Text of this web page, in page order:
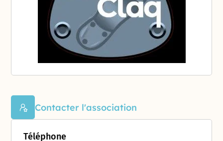
Contacter l'association
Téléphone